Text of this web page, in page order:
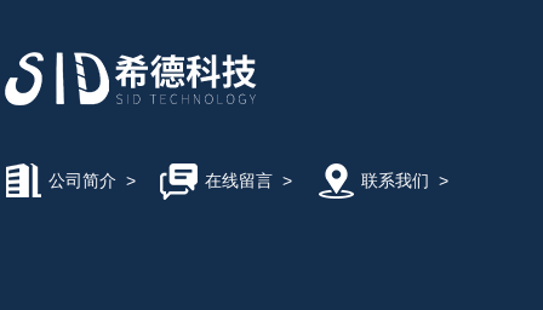
公司简介 > 在线留言> 联系我们 >